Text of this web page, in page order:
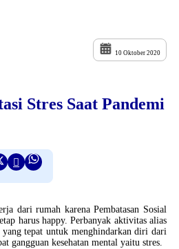
10 Oktober 2020
Stres Saat Pandemi
dari rumah karena Pembatasan Sosial
harus happy. Perbanyak aktivitas alias
tepat untuk menghindarkan diri dari
gangguan kesehatan mental yaitu stres.